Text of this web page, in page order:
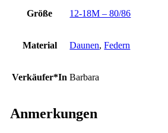
Größe 12-18M – 80/86
Material Daunen,Federn
Verkäufer*In Barbara
Anmerkungen